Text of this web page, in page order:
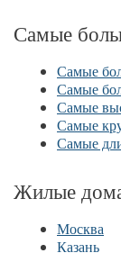
Самые
Самые
Самые
Самые
Самые
Самые
Жилые
Москва
Казань